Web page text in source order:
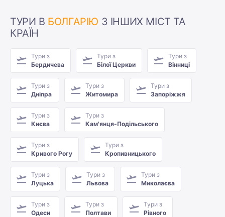
ТУРИ В БОЛГАРІЮ З ІНШИХ МІСТ ТА
КРАЇН
Тури з
Бердичева
Тури з
Білої Церкви
Тури з
Вінниці
Тури з
Дніпра
Тури з
Житомира
Тури з
Запоріжжя
Тури з
Києва
Тури з
Кам'янця-Подільського
Тури з
Кривого Рогу
Тури з
Кропивницького
Тури з
Луцька
Тури з
Львова
Тури з
Миколаєва
Тури з
Одеси
Тури з
Полтави
Тури з
Рівного